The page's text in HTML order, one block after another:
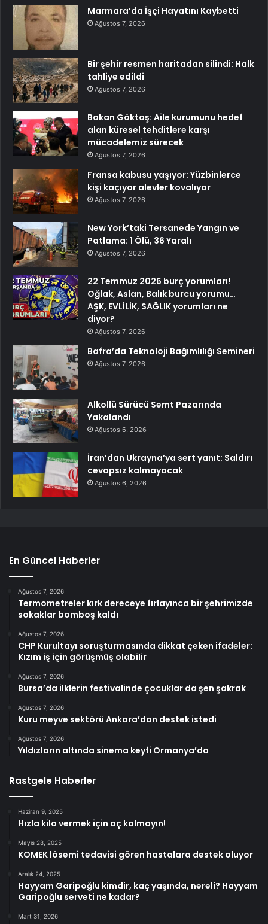
Marmara’da İşçi Hayatını Kaybetti
Ağustos 7, 2026
Bir şehir resmen haritadan silindi: Halk
tahliye edildi
Ağustos 7, 2026
Bakan Göktaş: Aile kurumunu hedef
alan küresel tehditlere karşı
mücadelemiz sürecek
Ağustos 7, 2026
Fransa kabusu yaşıyor: Yüzbinlerce
kişi kaçıyor alevler kovalıyor
Ağustos 7, 2026
New York’taki Tersanede Yangın ve
Patlama: 1 Ölü, 36 Yaralı
Ağustos 7, 2026
22 Temmuz 2026 burç yorumları!
Oğlak, Aslan, Balık burcu yorumu…
AŞK, EVLİLİK, SAĞLIK yorumları ne
diyor?
Ağustos 7, 2026
Bafra’da Teknoloji Bağımlılığı Semineri
Ağustos 7, 2026
Alkollü Sürücü Semt Pazarında
Yakalandı
Ağustos 6, 2026
İran’dan Ukrayna’ya sert yanıt: Saldırı
cevapsız kalmayacak
Ağustos 6, 2026
En Güncel Haberler
Ağustos 7, 2026
Termometreler kırk dereceye fırlayınca bir şehrimizde
sokaklar bomboş kaldı
Ağustos 7, 2026
CHP Kurultayı soruşturmasında dikkat çeken ifadeler:
Kızım iş için görüşmüş olabilir
Ağustos 7, 2026
Bursa’da ilklerin festivalinde çocuklar da şen şakrak
Ağustos 7, 2026
Kuru meyve sektörü Ankara’dan destek istedi
Ağustos 7, 2026
Yıldızların altında sinema keyfi Ormanya’da
Rastgele Haberler
Haziran 9, 2025
Hızla kilo vermek için aç kalmayın!
Mayıs 28, 2025
KOMEK lösemi tedavisi gören hastalara destek oluyor
Aralık 24, 2025
Hayyam Garipoğlu kimdir, kaç yaşında, nereli? Hayyam
Garipoğlu serveti ne kadar?
Mart 31, 2026